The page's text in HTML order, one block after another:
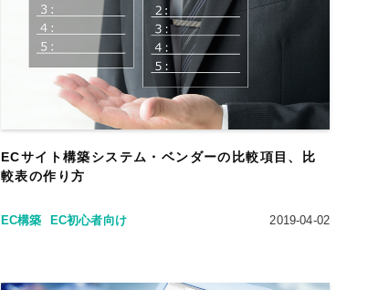
ECサイト構築システム・ベンダーの比較項目、比
較表の作り方
EC構築 EC初心者向け 2019-04-02